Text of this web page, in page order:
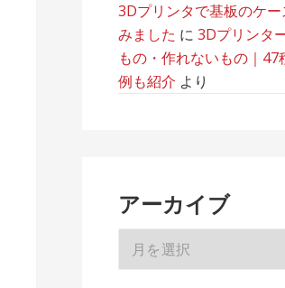
3Dプリンタで基板のケー
みました に3Dプリンタ
もの・作れないもの｜47
例も紹介 より
アーカイブ